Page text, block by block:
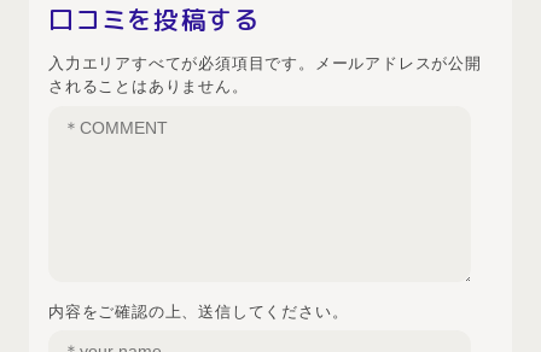
口コミを投稿する
入力エリアすべてが必須項目です。メールアドレスが公開
されることはありません。
内容をご確認の上、送信してください。